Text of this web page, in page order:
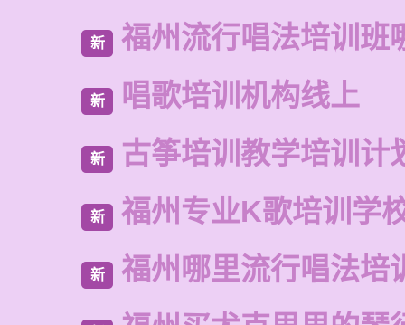
新 福州流行唱法培训班
新 唱歌培训机构线上
新 古筝培训教学培训计
新 福州专业K歌培训学
新 福州哪里流行唱法培